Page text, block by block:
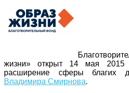
жизни» открыт 14 мая
расширение сферы благих
Владимира Смирнова.